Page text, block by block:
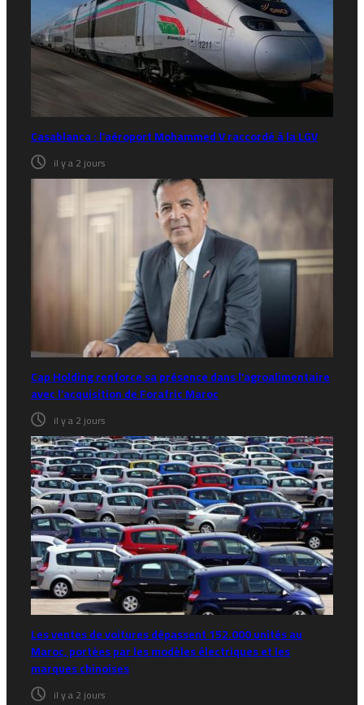
Casablanca : l’aéroport Mohammed V raccordé à la LGV
il y a 2 jours
Cap Holding renforce sa présence dans l’agroalimentaire
avec l’acquisition de Forafric Maroc
il y a 2 jours
Les ventes de voitures dépassent 152.000 unités au
Maroc, portées par les modèles électriques et les
marques chinoises
il y a 2 jours